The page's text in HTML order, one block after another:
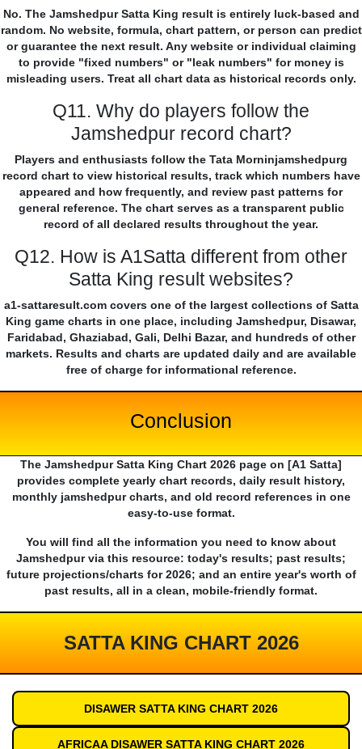
No. The Jamshedpur Satta King result is entirely luck-based and
random. No website, formula, chart pattern, or person can predict
or guarantee the next result. Any website or individual claiming
to provide "fixed numbers" or "leak numbers" for money is
misleading users. Treat all chart data as historical records only.
Q11. Why do players follow the
Jamshedpur record chart?
Players and enthusiasts follow the Tata Morninjamshedpurg
record chart to view historical results, track which numbers have
appeared and how frequently, and review past patterns for
general reference. The chart serves as a transparent public
record of all declared results throughout the year.
Q12. How is A1Satta different from other
Satta King result websites?
a1-sattaresult.com covers one of the largest collections of Satta
King game charts in one place, including Jamshedpur, Disawar,
Faridabad, Ghaziabad, Gali, Delhi Bazar, and hundreds of other
markets. Results and charts are updated daily and are available
free of charge for informational reference.
Conclusion
The Jamshedpur Satta King Chart 2026 page on [A1 Satta]
provides complete yearly chart records, daily result history,
monthly jamshedpur charts, and old record references in one
easy-to-use format.
You will find all the information you need to know about
Jamshedpur via this resource: today's results; past results;
future projections/charts for 2026; and an entire year's worth of
past results, all in a clean, mobile-friendly format.
SATTA KING CHART 2026
DISAWER SATTA KING CHART 2026
AFRICAA DISAWER SATTA KING CHART 2026